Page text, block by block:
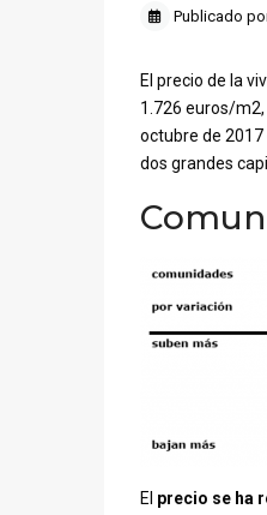
Publicado
El precio de la
1.726 euros/
octubre de
dos grandes
El precio se ha